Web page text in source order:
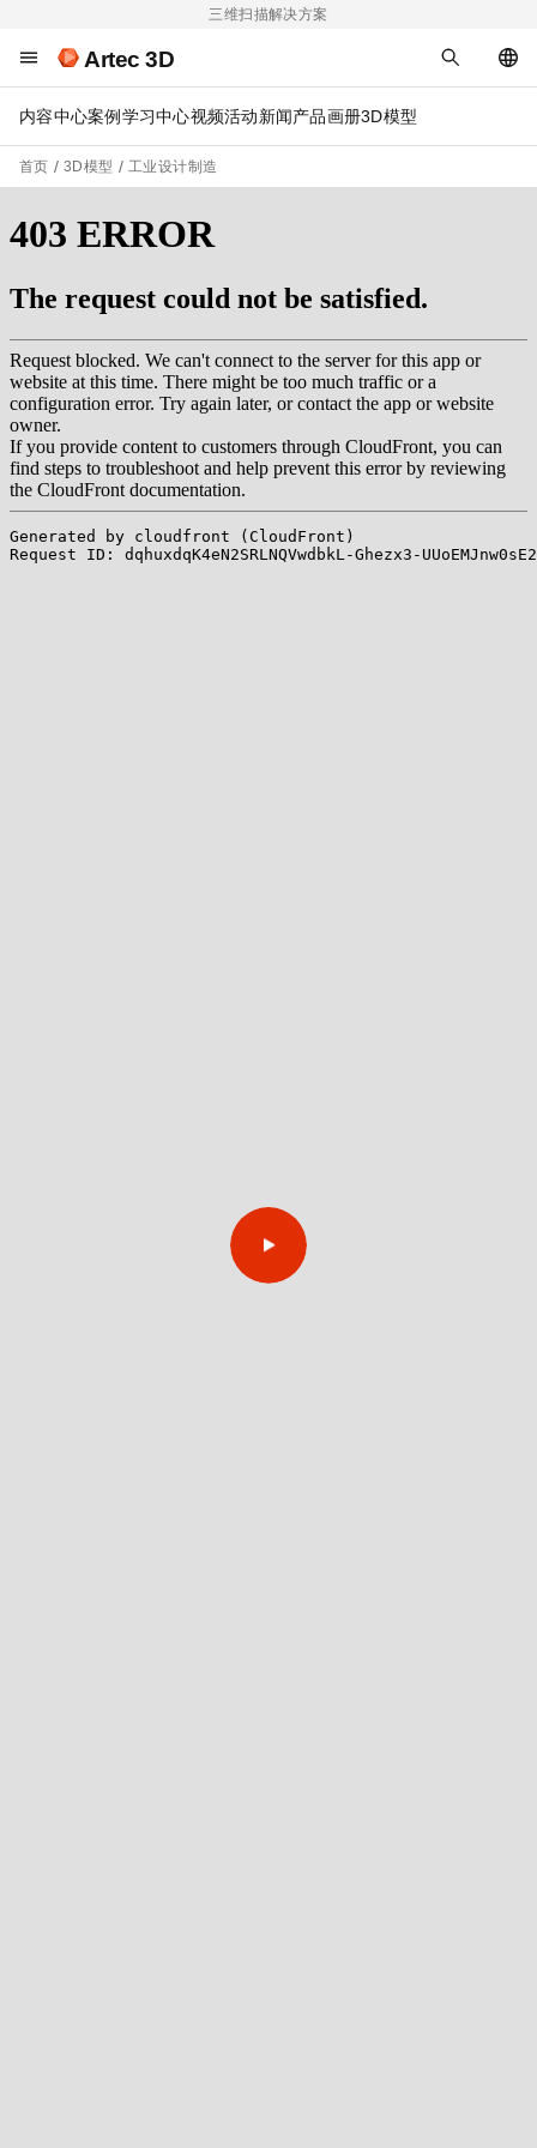
三维扫描解决方案
Artec 3D
内容中心案例 学习中心视频活动新闻产品画册3D模型
首页 3D模型 工业设计制造